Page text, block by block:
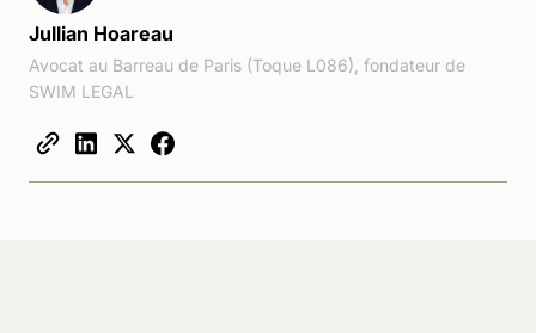
Jullian Hoareau
Avocat au Barreau de Paris (Toque L086), fondateur de
SWIM LEGAL